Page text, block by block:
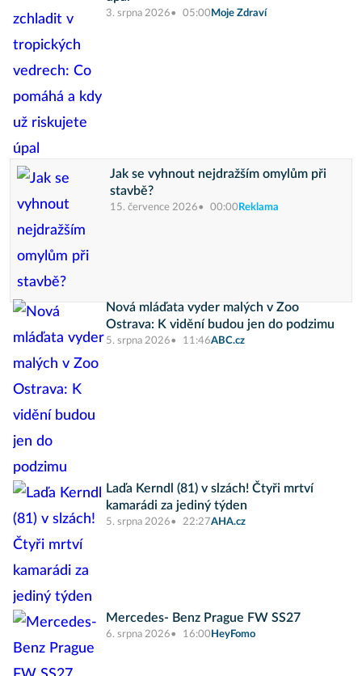
3. srpna 2026 05:00 Moje Zdraví
Jak se vyhnout nejdražším omylům při
stavbě?
15. července 2026 00:00 Reklama
Nová mláďata vyder malých v Zoo
Ostrava: K vidění budou jen do podzimu
5. srpna 2026 11:46ABC.cz
Laďa Kerndl (81) v slzách! Čtyři mrtví
kamarádi za jediný týden
5. srpna 2026 22:27AHA.cz
Mercedes- Benz Prague FW SS27
6. srpna 2026 16:00 HeyFomo